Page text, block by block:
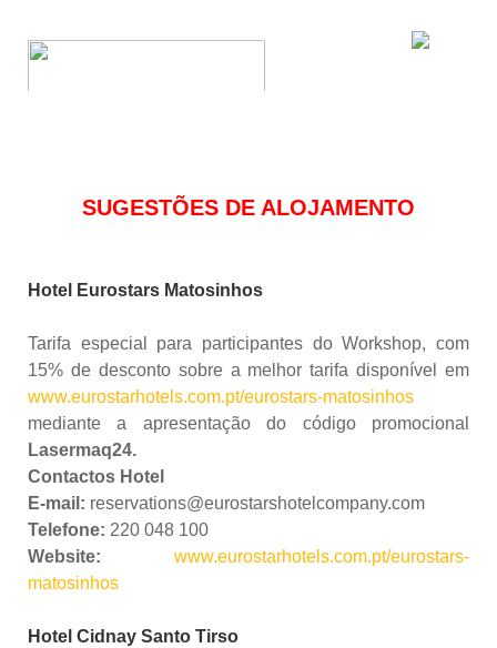
SUGESTÕES DE ALOJAMENTO
Hotel Eurostars Matosinhos
Tarifa especial para participantes do Workshop, com
15% de desconto sobre a melhor tarifa disponível em
www.eurostarhotels.com.pt/eurostars-matosinhos
mediante a apresentação do código promocional
Lasermaq24.
Contactos Hotel
E-mail: reservations@eurostarshotelcompany.com
Telefone: 220 048 100
Website: www.eurostarhotels.com.pt/eurostars-
matosinhos
Hotel Cidnay Santo Tirso